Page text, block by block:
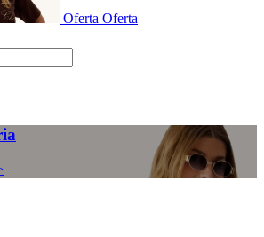
Oferta Oferta